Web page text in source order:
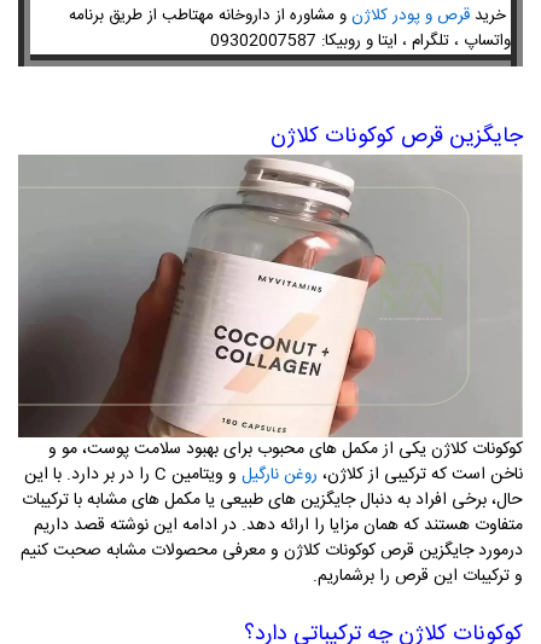
خرید قرص و پودر کلاژنو مشاوره از داروخانه مهتاطب از طریق برنامه
واتساپ ، تلگرام ، ایتا و روبیکا: 09302007587
جایگزین قرص کوکونات کلاژن
کوکونات کلاژن یکی از مکمل‌ های محبوب برای بهبود سلامت پوست، مو و
ناخن است که ترکیبی از کلاژن، روغن نارگیل و ویتامین C را در بر دارد. با این
حال، برخی افراد به دنبال جایگزین ‌های طبیعی یا مکمل ‌های مشابه با ترکیبات
متفاوت هستند که همان مزایا را ارائه دهد. در ادامه این نوشته قصد داریم
درمورد جایگزین قرص کوکونات کلاژن و معرفی محصولات مشابه صحبت کنیم
و ترکیبات این قرص را برشماریم.
کوکونات کلاژن چه ترکیباتی دارد؟